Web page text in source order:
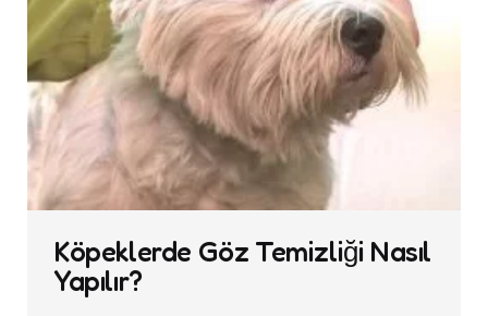
Köpeklerde Göz Temizliği Nasıl
Yapılır?